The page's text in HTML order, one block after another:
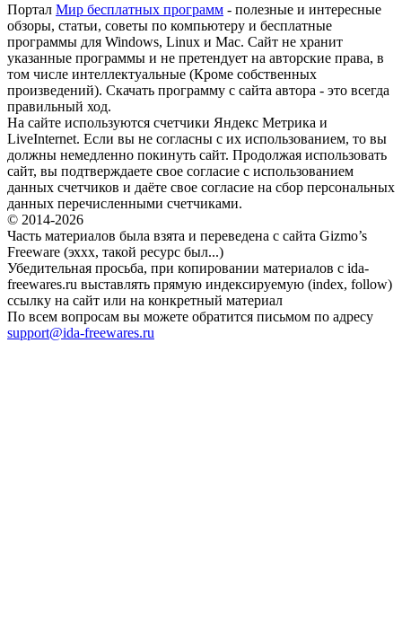
Портал Мир бесплатных программ - полезные и интересные
обзоры, статьи, советы по компьютеру и бесплатные
программы для Windows, Linux и Mac. Сайт не хранит
указанные программы и не претендует на авторские права, в
том числе интеллектуальные (Кроме собственных
произведений). Скачать программу с сайта автора - это всегда
правильный ход.
На сайте используются счетчики Яндекс Метрика и
LiveInternet. Если вы не согласны с их использованием, то вы
должны немедленно покинуть сайт. Продолжая использовать
сайт, вы подтверждаете свое согласие с использованием
данных счетчиков и даёте свое согласие на сбор персональных
данных перечисленными счетчиками.
© 2014-2026
Часть материалов была взята и переведена с сайта Gizmo’s
Freeware (эххх, такой ресурс был...)
Убедительная просьба, при копировании материалов с ida-
freewares.ru выставлять прямую индексируемую (index, follow)
ссылку на сайт или на конкретный материал
По всем вопросам вы можете обратится письмом по адресу
support@ida-freewares.ru